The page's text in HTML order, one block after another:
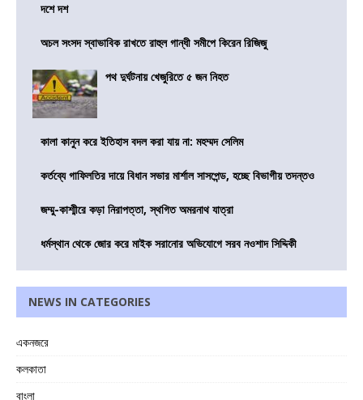
দশে দশ
অচল সংসদ স্বাভাবিক রাখতে রাহুল গান্ধী সমীপে কিরেন রিজিজু
পথ দুর্ঘটনায় খেজুরিতে ৫ জন নিহত
কালা কানুন করে ইতিহাস বদল করা যায় না: মহম্মদ সেলিম
কর্তব্যে গাফিলতির দায়ে বিধান সভার মার্শাল সাসপেন্ড, হচ্ছে বিভাগীয় তদন্তও
জম্মু-কাশ্মীরে কড়া নিরাপত্তা, স্থগিত অমরনাথ যাত্রা
ধর্মস্থান থেকে জোর করে মাইক সরানোর অভিযোগে সরব নওশাদ সিদ্দিকী
NEWS IN CATEGORIES
একনজরে
কলকাতা
বাংলা